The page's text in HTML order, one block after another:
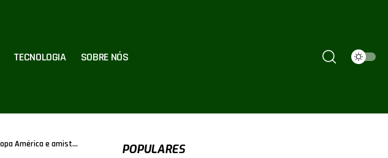
TECNOLOGIA SOBRE NÓS
América e amistosos POPULARES